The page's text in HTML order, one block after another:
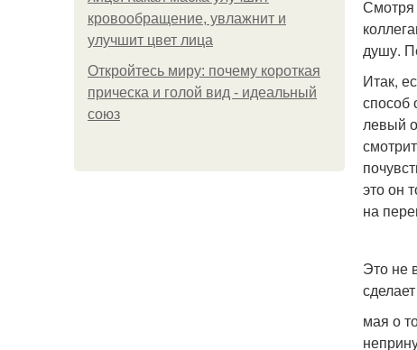
кровообращение, увлажнит и
улучшит цвет лица
Откройтесь миру: почему короткая
прическа и голой вид - идеальный
союз
Смотря
душу.
Итак,
способ
левый
это он
на
Это не
мая о